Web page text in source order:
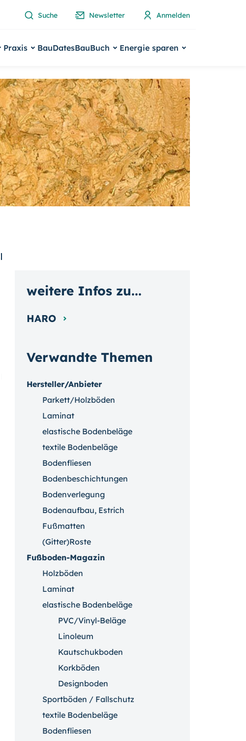
Suche Newsletter Anmelden
Praxis BauDatesBauBuch Energie sparen
Verwandte Themen
Hersteller/Anbieter
Parkett/Holzböden
Laminat
elastische Bodenbeläge
textile Bodenbeläge
Bodenfliesen
Bodenbeschichtungen
Bodenverlegung
Bodenaufbau, Estrich
Fußmatten
(Gitter)Roste
Fußboden-Magazin
Holzböden
Laminat
elastische Bodenbeläge
PVC/Vinyl-Beläge
Linoleum
Kautschukboden
Korkböden
Designboden
Sportböden / Fallschutz
textile Bodenbeläge
Bodenfliesen
weitere Infos zu...
HARO